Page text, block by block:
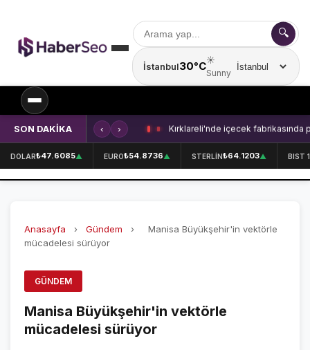
🔍
İstanbul30°C☀️
Sunny
Şehir seçin
SPOR
SPOR HABERLERİ
FENERBAHÇE
ÖZEL SAYFALAR
NAMAZ VAKİTLERİ
SON DAKİKA ‹ › Kırklareli'nde içecek fabrikasında
DOLAR₺47.6085▲ EURO₺54.8736▲ STERLİN₺64.1203▲ BIST
Anasayfa › Gündem ›
Manisa Büyükşehir'in vektörle
mücadelesi sürüyor
GÜNDEM
Manisa Büyükşehir'in vektörle
mücadelesi sürüyor